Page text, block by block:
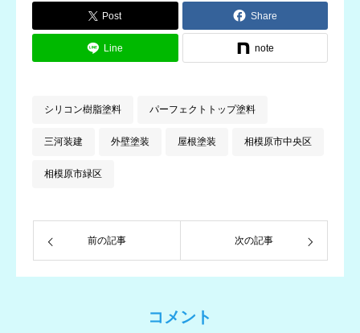
Post Share
Line note
シリコン樹脂塗料 パーフェクトトップ塗料
三河装建 外壁塗装 屋根塗装 相模原市中央区
相模原市緑区
前の記事 次の記事
コメント